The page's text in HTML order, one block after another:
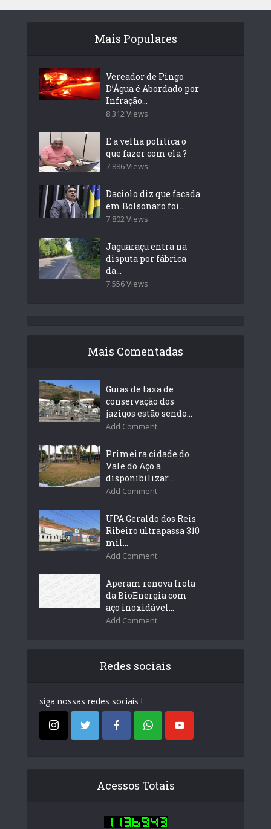
Mais Populares
Vereador de Pingo
D’Água é Abordado por
Infração...
8.312 Views
E a velha politica o
que fazer com ela ?
7.886 Views
Daciolo diz que facada
em Bolsonaro foi...
7.802 Views
Jaguaraçu entra na
disputa por fábrica
da...
7.556 Views
Mais Comentadas
Guias de taxa de
conservação dos
jazigos estão sendo...
Add Comment
Primeira cidade do
Vale do Aço a
disponibilizar...
Add Comment
UPA Geraldo dos Reis
Ribeiro ultrapassa 310
mil...
Add Comment
Aperam renova frota
da BioEnergia com
aço inoxidável...
Add Comment
Redes sociais
siga nossas redes sociais !
Acessos Totais